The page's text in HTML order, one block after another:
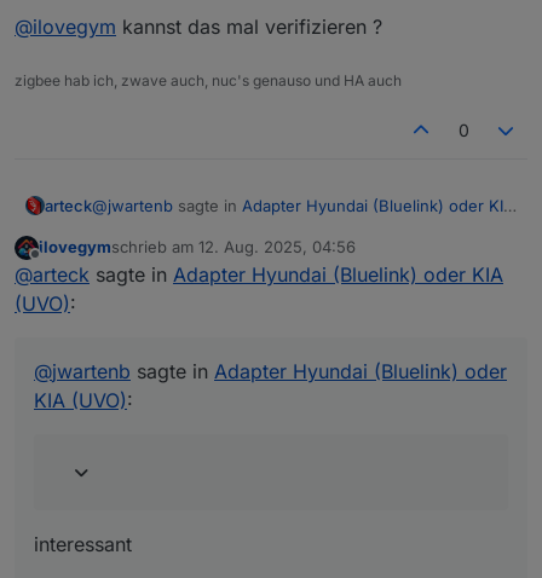
@ilovegym kannst das mal verifizieren ?
zigbee hab ich, zwave auch, nuc's genauso und HA auch
0
arteck@jwartenb sagte in Adapter Hyundai (Bluelink) oder KIA
Ich habe dann mal auf EN umgestellt und seitdem
ilovegym kannst das mal verifizieren ?
Offline
ilovegymschrieb am 12. Aug. 2025, 04:56
zuletzt editiert von
@arteck sagte in Adapter Hyundai (Bluelink) oder KIA
(UVO):
@jwartenb sagte in Adapter Hyundai (Bluelink) oder
KIA (UVO):
interessant